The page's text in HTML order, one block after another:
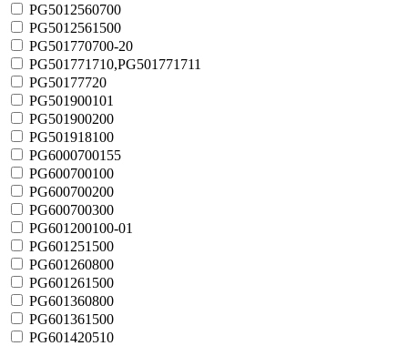
PG5012560700
PG5012561500
PG501770700-20
PG501771710,PG501771711
PG50177720
PG501900101
PG501900200
PG501918100
PG6000700155
PG600700100
PG600700200
PG600700300
PG601200100-01
PG601251500
PG601260800
PG601261500
PG601360800
PG601361500
PG601420510